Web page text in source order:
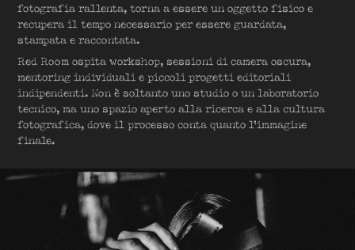
fotografia rallenta, torna a essere un oggetto fisico e
recupera il tempo necessario per essere guardata,
stampata e raccontata.
Red Room ospita workshop, sessioni di camera oscura,
mentoring individuali e piccoli progetti editoriali
indipendenti. Non è soltanto uno studio o un laboratorio
tecnico, ma uno spazio aperto alla ricerca e alla cultura
fotografica, dove il processo conta quanto l'immagine
finale.